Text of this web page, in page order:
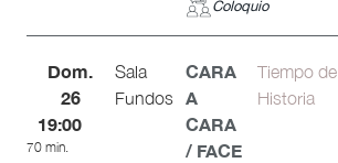
Coloquio
Dom.
26
19:00
70 min.
Sala
Fundos
CARA
A
CARA
/ FACE
Tiempo de
Historia